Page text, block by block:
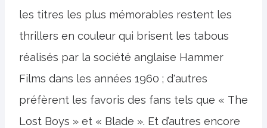
les titres les plus mémorables restent les
thrillers en couleur qui brisent les tabous
réalisés par la société anglaise Hammer
Films dans les années 1960 ; d'autres
préfèrent les favoris des fans tels que « The
Lost Boys » et « Blade ». Et d’autres encore